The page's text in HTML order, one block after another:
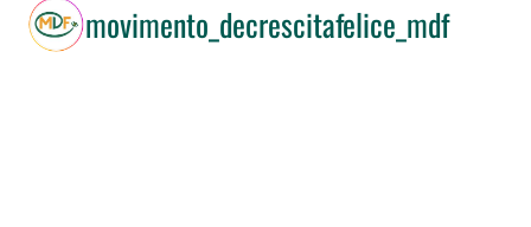
movimento_decrescitafelice_mdf